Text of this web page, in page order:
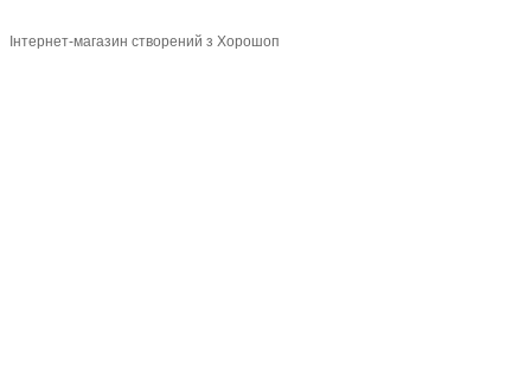
Інтернет-магазин створений з Хорошоп